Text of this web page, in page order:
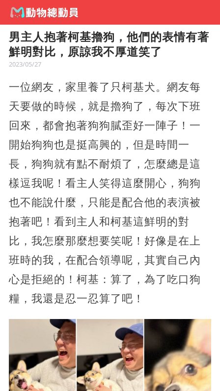
男主人抱著柯基擼狗，他們的表情有著
鮮明對比，原諒我不厚道笑了
2023/05/27
一位網友，家里養了只柯基犬。網友每
天要做的時候，就是擼狗了，每次下班
回來，都會抱著狗狗膩歪好一陣子！一
開始狗狗也是挺高興的，但是時間一
長，狗狗就有點不耐煩了，怎麼總是這
樣逗我呢！看主人笑得這麼開心，狗狗
也不能說什麼，只能是配合他的表演被
抱著吧！看到主人和柯基這鮮明的對
比，我怎麼那麼想要笑呢！好像是在上
班時的我，在配合領導呢，其實自己內
心是拒絕的！柯基：算了，為了吃口狗
糧，我還是忍一忍算了吧！